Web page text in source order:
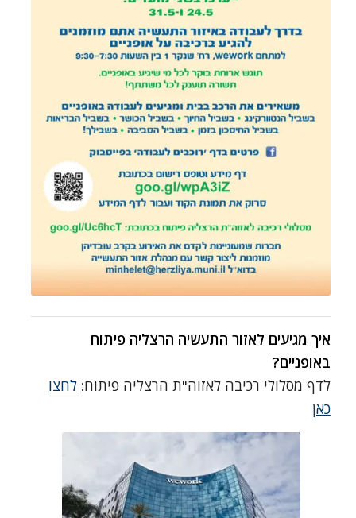
איך מגיעים לאזור התעשיה הרצליה פיתוח
באופניים?
לדף מסלולי רכיבה לאזוה"ת הרצליה פיתוח:לחצו
כאן